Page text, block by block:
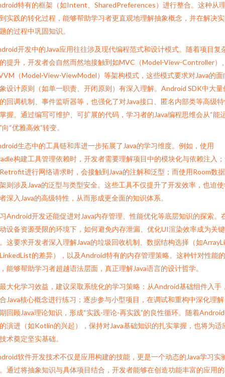
特有的框架（如Intent、SharedPreferences）进行整合。这种从
实践的转化过程，能够帮助学习者更直观地理解抽象概念，并在解决
的过程中巩固知识。
开发中的Java应用往往涉及现代编程范式和设计模式。随着项目复
提升，开发者会自然而然地接触到如MVC（Model-View-Controller）
（Model-View-ViewModel）等架构模式，这些模式要求对Java的面
设计原则（如单一职责、开闭原则）有深入理解。Android SDK中大量
回调机制、事件监听器等，也强化了对Java接口、匿名内部类等高级
握。通过编写可维护、可扩展的代码，学习者的Java编程思维会从“能
向“优雅高效”转变。
生态中的工具链和库进一步拓展了Java的学习维度。例如，使用
构建工具管理依赖时，开发者需要理解项目中的模块化与依赖注入
进行网络请求时，会接触到Java的注解和泛型；而使用Room数
则涉及Java的泛型与类型安全。这些工具不仅提升了开发效率，也迫
深入Java的高级特性，从而形成更全面的知识体系。
Android开发还能促进对Java内存管理、性能优化等底层知识的探索。
设备资源受限的环境下，如何避免内存泄漏、优化UI渲染效率成为关
这要求开发者深入理解Java的垃圾回收机制、数据结构选择（如
的差异），以及Android特有的内存管理策略。这种针对性能
能够帮助学习者超越语法层面，真正理解Java语言的设计哲学。
大化学习效益，建议采取系统化的学习策略：从Android基础组件入手
Java核心概念进行练习；逐步参与小型项目，在调试和重构中深化理
回顾Java理论知识，形成“实践-理论-再实践”的良性循环。随着
演进（如Kotlin的兴起），保持对Java基础知识的扎实掌握，也将为适
术奠定坚实基础。
软件开发技术不仅是应用构建的技能，更是一个动态的Java学习实
通过将抽象知识与具体项目结合，开发者能够在创造功能丰富的应用